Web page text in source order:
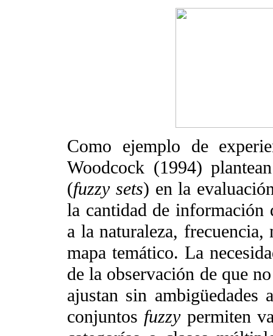
Como ejemplo de
Woodcock (1994)
(fuzzy sets) en la
la cantidad de información
a la naturaleza,
mapa temático. La
de la observación de que
ajustan sin
conjuntos fuzzypermiten